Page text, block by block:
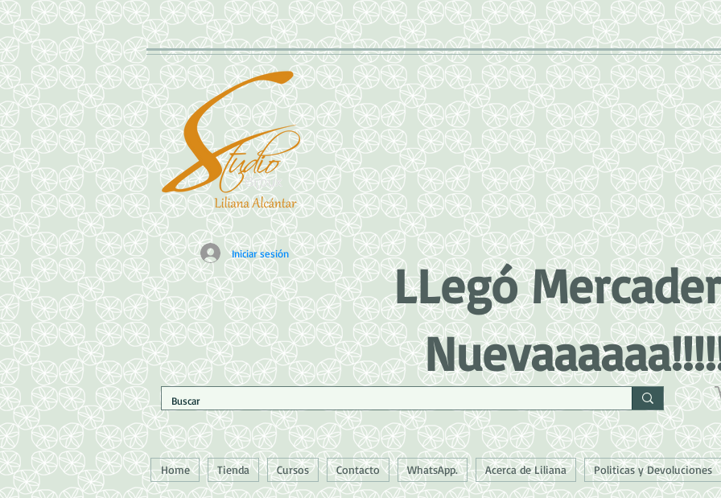
Iniciar sesión
LLegó
Home Tienda Cursos Contacto WhatsApp. Acerca de Liliana Politicas y Devoluciones